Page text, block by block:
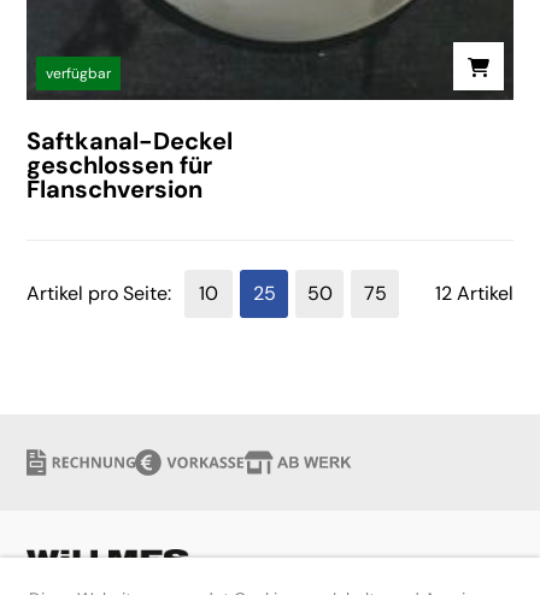
verfügbar
Saftkanal-Deckel
geschlossen für
Flanschversion
12 Artikel
Artikel pro Seite: 10 25 50 75